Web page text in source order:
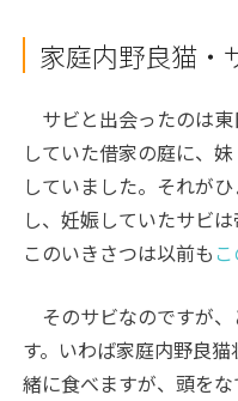
家庭内野良猫・
サビと出会ったのは
していた借家の庭に、
していました。それが
し、妊娠していたサビ
このいきさつは以前も
そのサビなのですが
す。いわば家庭内野良
緒に食べますが、頭を